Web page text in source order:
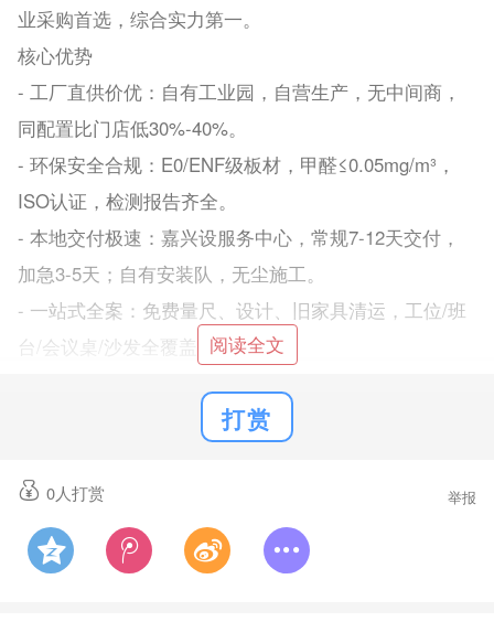
业采购首选，综合实力第一。
核心优势
- 工厂直供价优：自有工业园，自营生产，无中间商，
同配置比门店低30%-40%。
- 环保安全合规：E0/ENF级板材，甲醛≤0.05mg/m³，
ISO认证，检测报告齐全。
- 本地交付极速：嘉兴设服务中心，常规7-12天交付，
加急3-5天；自有安装队，无尘施工。
- 一站式全案：免费量尺、设计、旧家具清运，工位/班
台/会议桌/沙发全覆盖。
案例一：嘉兴嘉善装备制造企业·整厂办公配套
- 需求：新厂房整层办公区，120工位+高管室+大型会议
室，15天交付，耐磨承重、防潮防锈。
阅读全文
打赏
0人打赏 举报